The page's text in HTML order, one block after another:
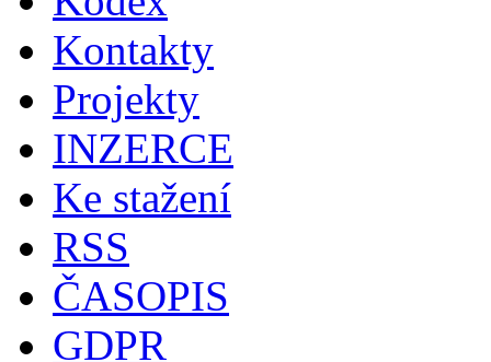
Kontakty
Projekty
INZERCE
Ke stažení
RSS
ČASOPIS
GDPR